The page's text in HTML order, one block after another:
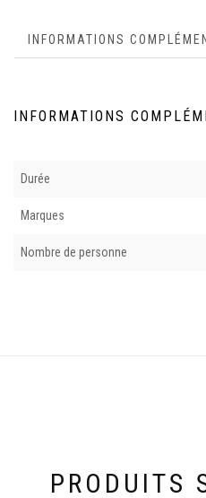
INFORMATIONS
INFORMATIONS
Durée
Marques
Nombre de personne
PRODUITS